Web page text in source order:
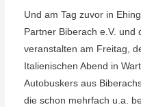
Und am Tag zuvor in
Partner Biberach e.V. und
veranstalten am Freitag,
Italienischen Abend in
Autobuskers aus
die schon mehrfach u.a.